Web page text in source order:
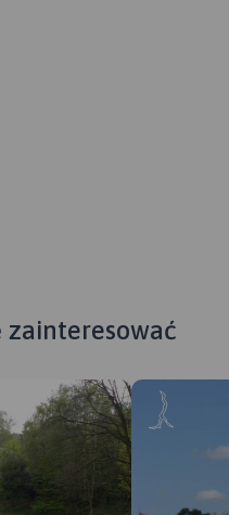
zainteresować